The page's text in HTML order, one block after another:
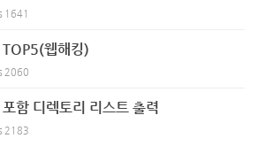
1641
TOP5(웹해킹)
2060
함 디렉토리 리스트 출력
2183